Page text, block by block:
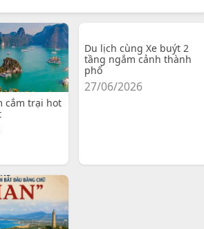
cắm trại hot
Du lịch cùng Xe buýt 2
tầng ngắm cảnh thành
phố
27/06/2026